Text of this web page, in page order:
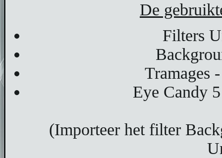
De
Filters
Tramages
Eye Candy
(Importeer het filter